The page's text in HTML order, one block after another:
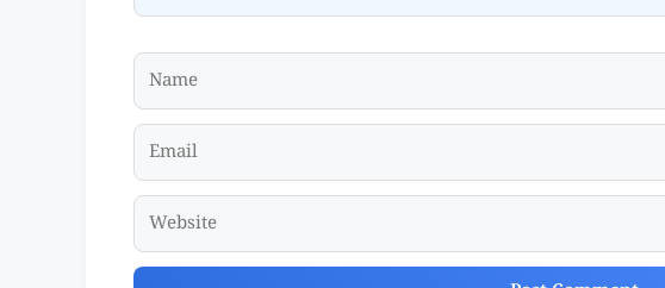
Name
Email
Website